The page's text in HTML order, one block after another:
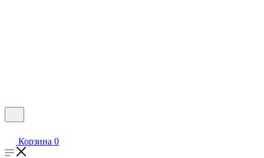
Корзина 0